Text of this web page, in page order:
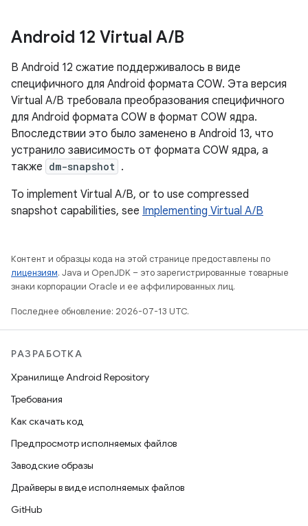
Android 12 Virtual A/B
В Android 12 сжатие поддерживалось в виде
специфичного для Android формата COW. Эта версия
Virtual A/B требовала преобразования специфичного
для Android формата COW в формат COW ядра.
Впоследствии это было заменено в Android 13, что
устранило зависимость от формата COW ядра, а
также dm-snapshot .
To implement Virtual A/B, or to use compressed
snapshot capabilities, see Implementing Virtual A/B
Контент и образцы кода на этой странице предоставлены по
лицензиям. Java и OpenJDK – это зарегистрированные товарные
знаки корпорации Oracle и ее аффилированных лиц.
Последнее обновление: 2026-07-13 UTC.
РАЗРАБОТКА
Хранилище Android Repository
Требования
Как скачать код
Предпросмотр исполняемых файлов
Заводские образы
Драйверы в виде исполняемых файлов
GitHub